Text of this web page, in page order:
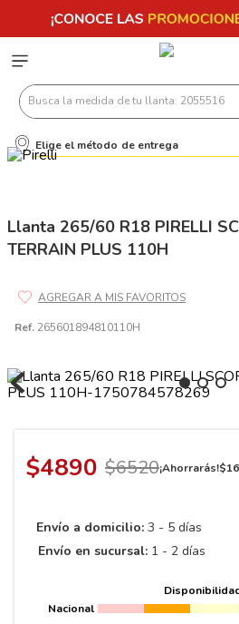
Busca la medida de tu llanta:
Elige el método de entrega
Llanta 265/60 R18 PIRELLI
TERRAIN PLUS 110H
Ref. 265601894810110H
$4890 $6520¡Ahorrarás!$
Envío a domicilio: 3 - 5 días
Envío en sucursal: 1 - 2 días
Nacional
7.245
10.
175